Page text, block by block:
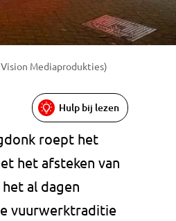
Mediaprodukties)
Hulp bij lezen
roept het
het afsteken van
al dagen
vuurwerktraditie